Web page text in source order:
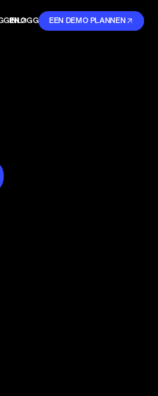
INLOGGEN AANMELDEN
EEN DEMO PLANNEN